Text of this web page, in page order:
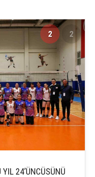
2 2
24’ÜNCÜSÜNÜ